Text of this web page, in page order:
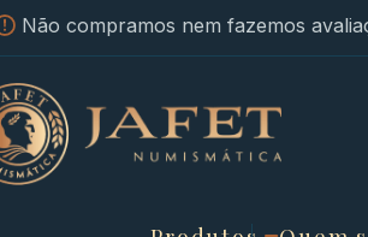
Não compramos nem fazemos